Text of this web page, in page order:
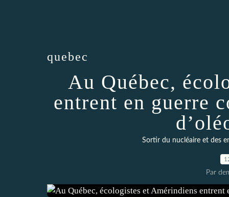
quebec
Au Québec,
entrent en guerre
Sortir du nucléaire et des
Par